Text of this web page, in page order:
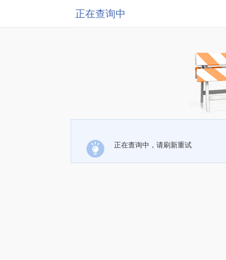
正在查询中
正在查询中，请刷新重试